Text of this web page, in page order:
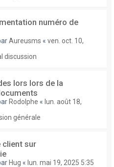
numéro de
Aureusms « ven. oct. 10,
discussion
lors lors de la
Rodolphe « lun. août 18,
générale
client sur
Hug « lun. mai 19, 2025 5:35